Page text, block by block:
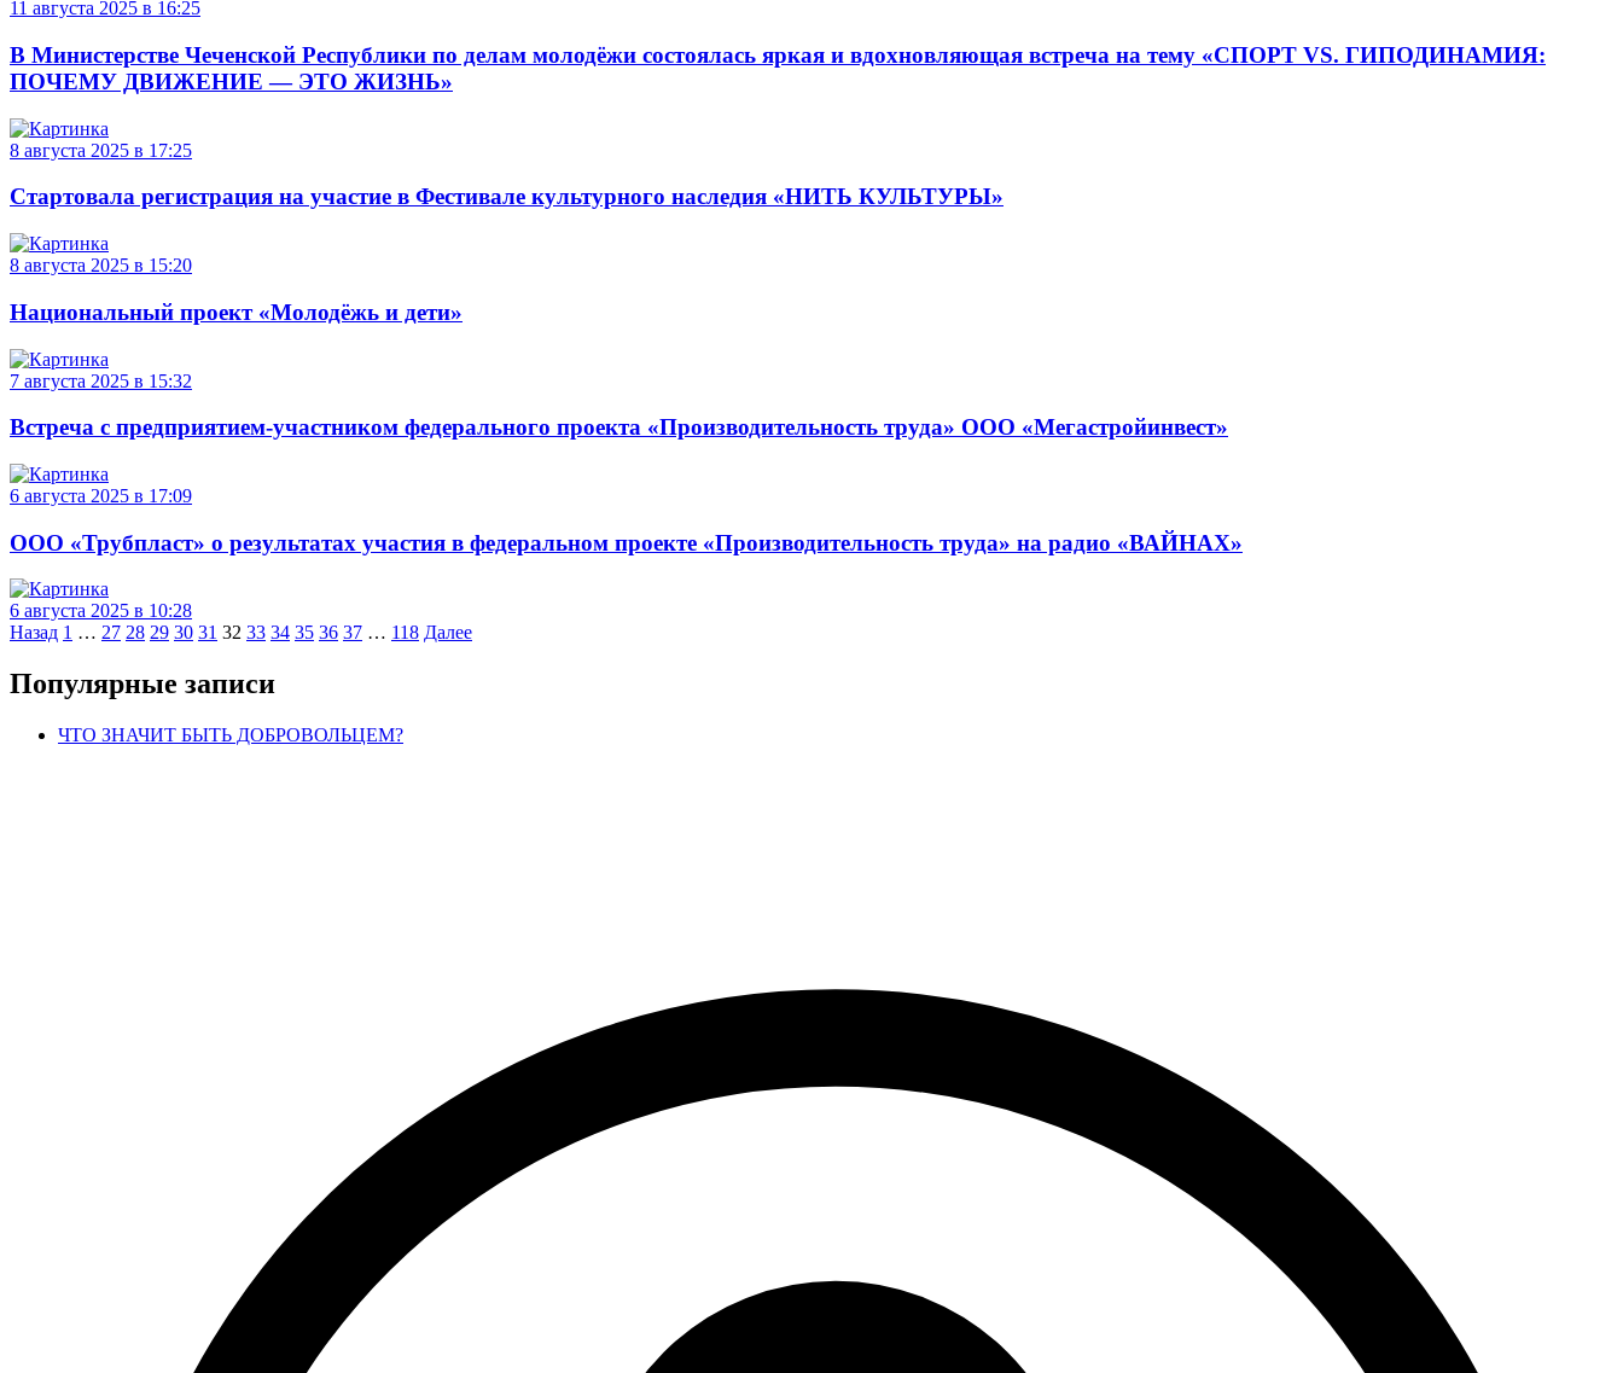
11 августа 2025 в 16:25
В Министерстве Чеченской Республики по делам молодёжи состоялась яркая и вдохновляющая встреча на тему «СПОРТ VS. ГИПОДИНАМИЯ:
ПОЧЕМУ ДВИЖЕНИЕ — ЭТО ЖИЗНЬ»
8 августа 2025 в 17:25
Стартовала регистрация на участие в Фестивале культурного наследия «НИТЬ КУЛЬТУРЫ»
8 августа 2025 в 15:20
Национальный проект «Молодёжь и дети»
7 августа 2025 в 15:32
Встреча с предприятием-участником федерального проекта «Производительность труда» ООО «Мегастройинвест»
6 августа 2025 в 17:09
ООО «Трубпласт» о результатах участия в федеральном проекте «Производительность труда» на радио «ВАЙНАХ»
6 августа 2025 в 10:28
Навигация
по
записям
Назад 1 … 27 28 29 30 31 32 33 34 35 36 37 … 118 Далее
Популярные записи
ЧТО ЗНАЧИТ БЫТЬ ДОБРОВОЛЬЦЕМ?